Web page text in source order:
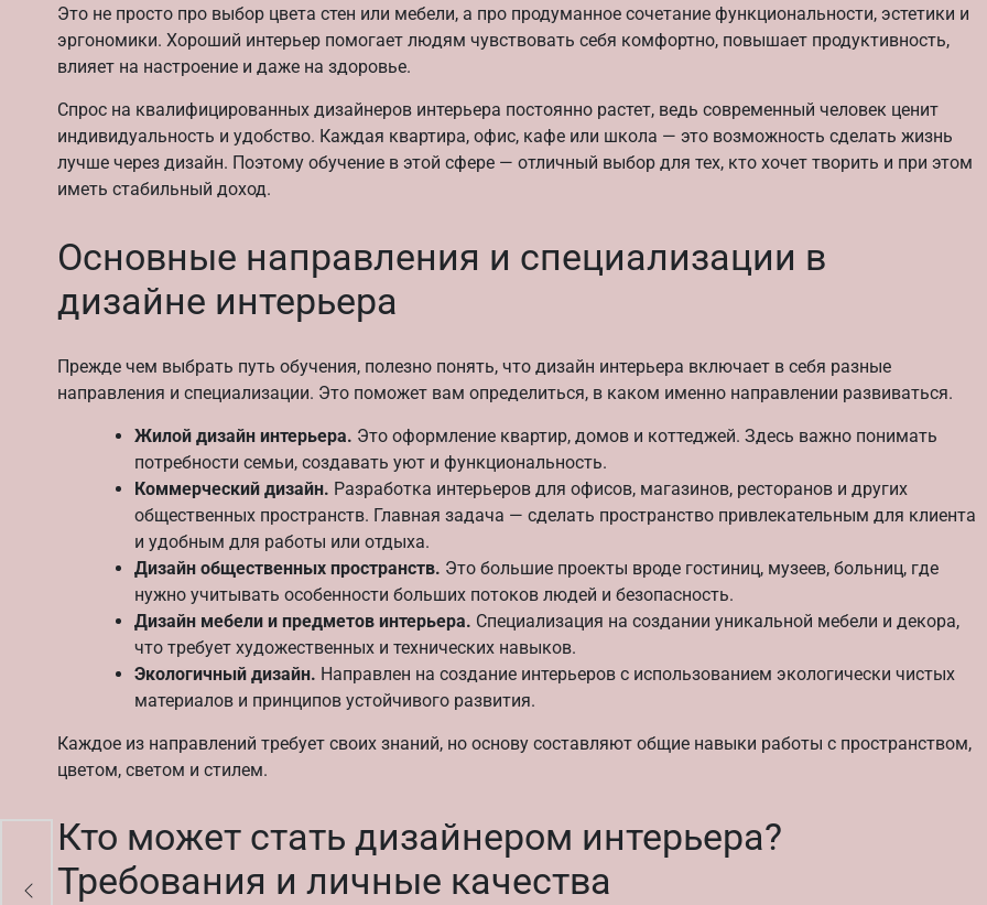
Это не просто про выбор цвета стен или мебели, а про продуманное сочетание функциональности, эстетики и
эргономики. Хороший интерьер помогает людям чувствовать себя комфортно, повышает продуктивность,
влияет на настроение и даже на здоровье.
Спрос на квалифицированных дизайнеров интерьера постоянно растет, ведь современный человек ценит
индивидуальность и удобство. Каждая квартира, офис, кафе или школа — это возможность сделать жизнь
лучше через дизайн. Поэтому обучение в этой сфере — отличный выбор для тех, кто хочет творить и при этом
иметь стабильный доход.
Основные направления и специализации в
дизайне интерьера
Прежде чем выбрать путь обучения, полезно понять, что дизайн интерьера включает в себя разные
направления и специализации. Это поможет вам определиться, в каком именно направлении развиваться.
Жилой дизайн интерьера. Это оформление квартир, домов и коттеджей. Здесь важно понимать
потребности семьи, создавать уют и функциональность.
Коммерческий дизайн. Разработка интерьеров для офисов, магазинов, ресторанов и других
общественных пространств. Главная задача — сделать пространство привлекательным для клиента
и удобным для работы или отдыха.
Дизайн общественных пространств. Это большие проекты вроде гостиниц, музеев, больниц, где
нужно учитывать особенности больших потоков людей и безопасность.
Дизайн мебели и предметов интерьера. Специализация на создании уникальной мебели и декора,
что требует художественных и технических навыков.
Экологичный дизайн. Направлен на создание интерьеров с использованием экологически чистых
материалов и принципов устойчивого развития.
Каждое из направлений требует своих знаний, но основу составляют общие навыки работы с пространством,
цветом, светом и стилем.
Кто может стать дизайнером интерьера?
Требования и личные качества